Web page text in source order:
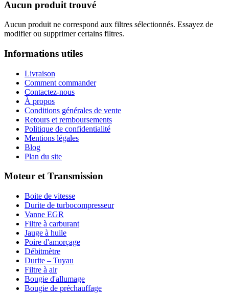
Aucun produit trouvé
Aucun produit ne correspond aux filtres sélectionnés. Essayez de
modifier ou supprimer certains filtres.
Informations utiles
Livraison
Comment commander
Contactez-nous
À propos
Conditions générales de vente
Retours et remboursements
Politique de confidentialité
Mentions légales
Blog
Plan du site
Moteur et Transmission
Boite de vitesse
Durite de turbocompresseur
Vanne EGR
Filtre à carburant
Jauge à huile
Poire d'amorçage
Débitmètre
Durite – Tuyau
Filtre à air
Bougie d'allumage
Bougie de préchauffage